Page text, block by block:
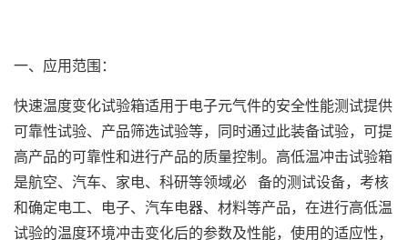
一、应用范围：
快速温度变化试验箱适用于电子元气件的安全性能测试提供
可靠性试验、产品筛选试验等，同时通过此装备试验，可提
高产品的可靠性和进行产品的质量控制。高低温冲击试验箱
是航空、汽车、家电、科研等领域必 备的测试设备，考核
和确定电工、电子、汽车电器、材料等产品，在进行高低温
试验的温度环境冲击变化后的参数及性能，使用的适应性，